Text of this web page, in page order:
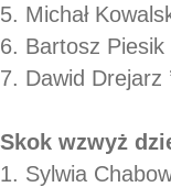
5. Michał
6. Bartosz Piesik
7. Dawid Drejarz
Skok wzwyż
1. Sylwia